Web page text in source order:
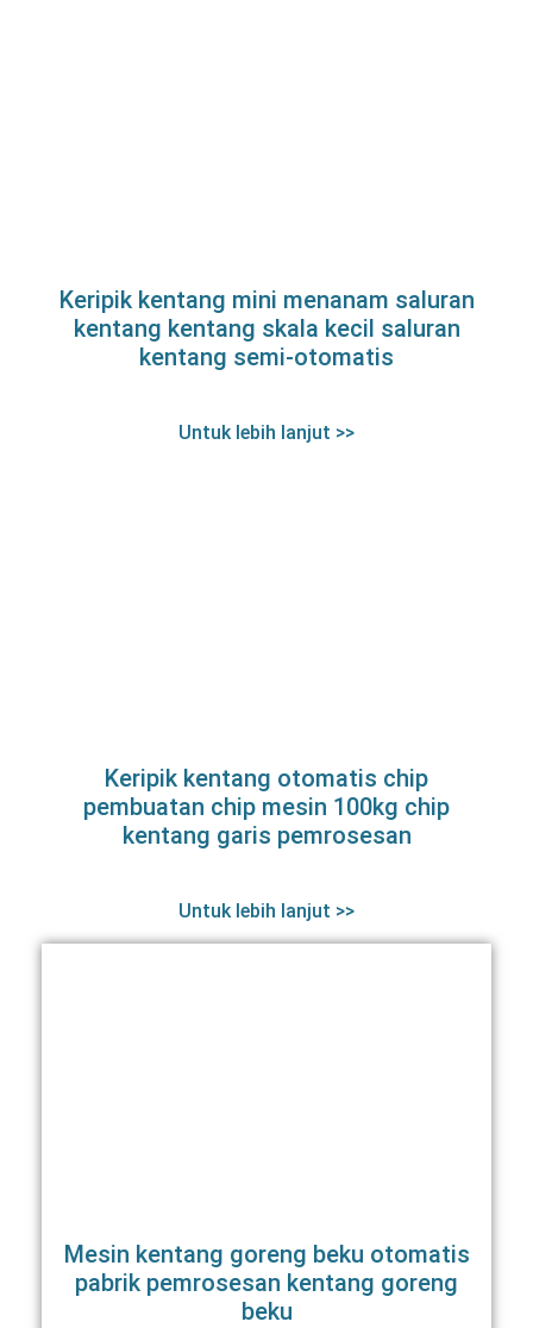
Keripik kentang mini menanam saluran
kentang kentang skala kecil saluran
kentang semi-otomatis
Untuk lebih lanjut >>
Keripik kentang otomatis chip
pembuatan chip mesin 100kg chip
kentang garis pemrosesan
Untuk lebih lanjut >>
Mesin kentang goreng beku otomatis
pabrik pemrosesan kentang goreng
beku